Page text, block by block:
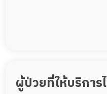
ผู้ป่วยที่ให้บริการ